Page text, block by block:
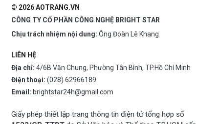
© 2026 AOTRANG.VN
CÔNG TY CỔ PHẦN CÔNG NGHỆ BRIGHT STAR
Chịu trách nhiệm nội dung: Ông Đoàn Lê Khang
LIÊN HỆ
Địa chỉ: 4/6B Văn Chung, Phường Tân Bình, TP.Hồ Chí Minh
Điện thoại: (028) 62966189
Email: brightstar24h@gmail.com
Giấy phép thiết lập trang thông tin điện tử tổng hợp số